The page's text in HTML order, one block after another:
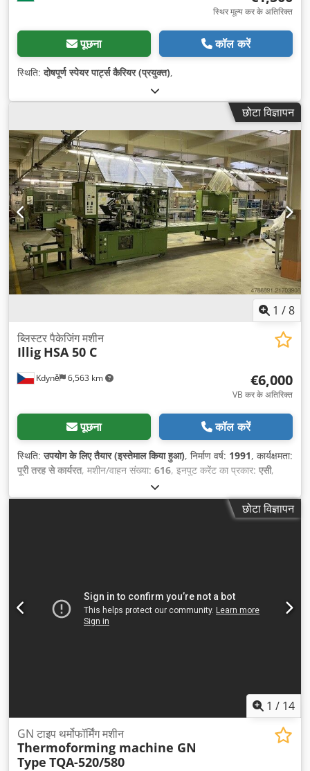
स्थिर मूल्य कर के अतिरिक्त
पूछना कॉल करें
स्थिति:दोषपूर्ण स्पेयर पार्ट्स कैरियर (प्रयुक्त),
छोटा विज्ञापन
1 /8
Kdyně 6,563 km
ब्लिस्टर पैकेजिंग मशीन
Illig HSA 50 C
€6,000
VB कर के अतिरिक्त
पूछना कॉल करें
स्थिति:उपयोग के लिए तैयार (इस्तेमाल किया हुआ), निर्माण वर्ष: 1991, कार्यक्षमता:
पूरी तरह से कार्यरत, मशीन/वाहन संख्या: 616, इनपुट करेंट का प्रकार: एसी,
, संपीड़ित वायु कनेक्शन:
इनपुट करंट:16 A,
छोटा विज्ञापन
1 / 14
GN टाइप थर्मोफॉर्मिंग मशीन
Thermoforming machine GN
Type TQA-520/580